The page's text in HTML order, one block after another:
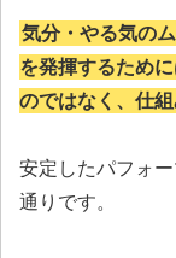
気分・やる気の
を発揮するため
のではなく、仕組
安定したパフォ
通りです。